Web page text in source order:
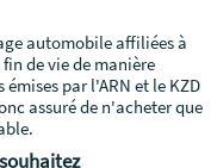
automobile affiliées à
de vie de manière
par l'ARN et le KZD
assuré de n'acheter que